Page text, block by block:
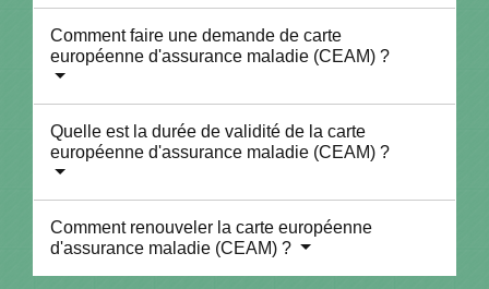
Comment faire une demande de carte
européenne d'assurance maladie (CEAM) ?
Quelle est la durée de validité de la carte
européenne d'assurance maladie (CEAM) ?
Comment renouveler la carte européenne
d'assurance maladie (CEAM) ?